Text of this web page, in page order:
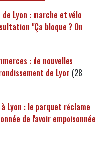
Lyon : marche et vélo
"Ça bloque ? On
: de nouvelles
de Lyon (28
Lyon : le parquet réclame
de l'avoir empoisonnée